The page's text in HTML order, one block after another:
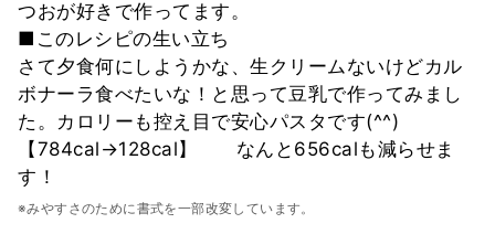
つおが好きで作ってます。
■このレシピの生い立ち
さて夕食何にしようかな、生クリームないけどカル
ボナーラ食べたいな！と思って豆乳で作ってみまし
た。カロリーも控え目で安心パスタです(^^)
【784cal→128cal】 なんと656calも減らせま
す！
※みやすさのために書式を一部改変しています。